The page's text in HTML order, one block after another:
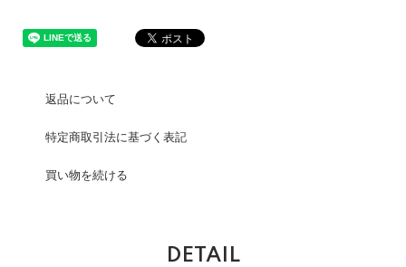
返品について
特定商取引法に基づく表記
買い物を続ける
DETAIL